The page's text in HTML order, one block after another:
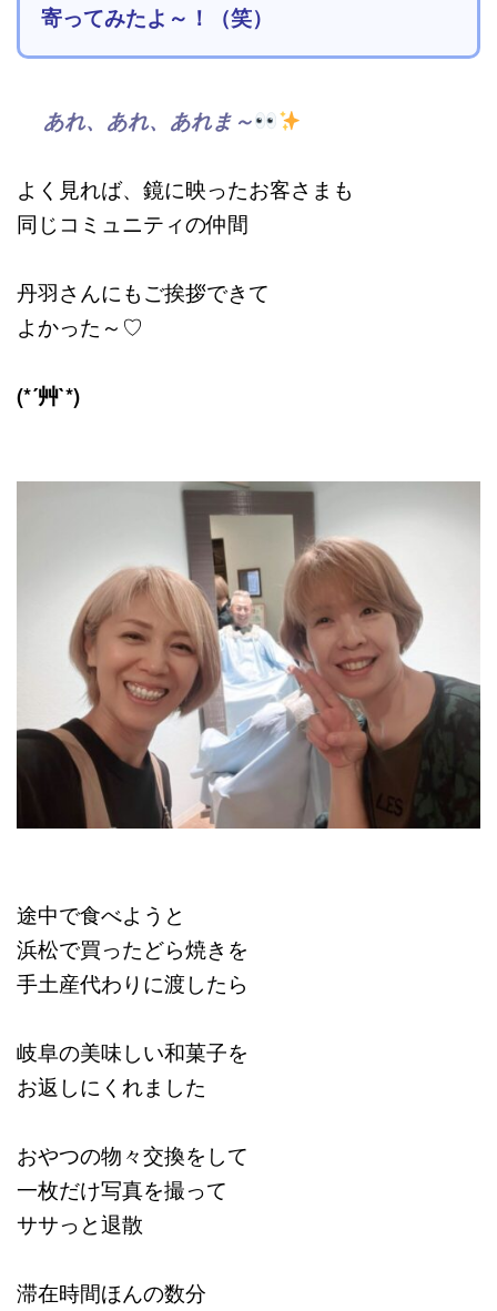
寄ってみたよ～！（笑）
あれ、あれ、あれま～
よく見れば、鏡に映ったお客さまも
同じコミュニティの仲間
丹羽さんにもご挨拶できて
よかった～♡
(*´艸`*)
途中で食べようと
浜松で買ったどら焼きを
手土産代わりに渡したら
岐阜の美味しい和菓子を
お返しにくれました
おやつの物々交換をして
一枚だけ写真を撮って
ササっと退散
滞在時間ほんの数分